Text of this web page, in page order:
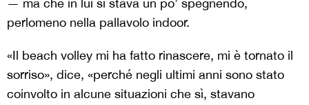
— ma che in lui si stava un po’ spegnendo,
perlomeno nella pallavolo indoor.
«Il beach volley mi ha fatto rinascere, mi è tornato il
sorriso», dice, «perché negli ultimi anni sono stato
coinvolto in alcune situazioni che sì, stavano